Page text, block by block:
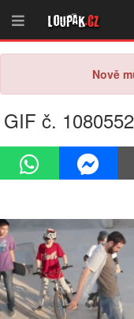
Loupak.cz
Nově
GIF č. 1080552